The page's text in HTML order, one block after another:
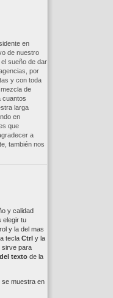
en
de nuestro
sueño de dar
por
y con toda
de
cuantos
larga
en
que
a
también nos
y calidad
elegir tu
y la del mas
tecla Ctrl y la
sirve para
textode la
se muestra en